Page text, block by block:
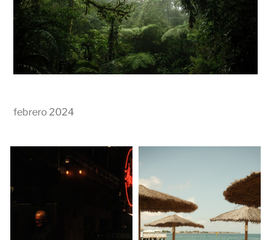
febrero 2024